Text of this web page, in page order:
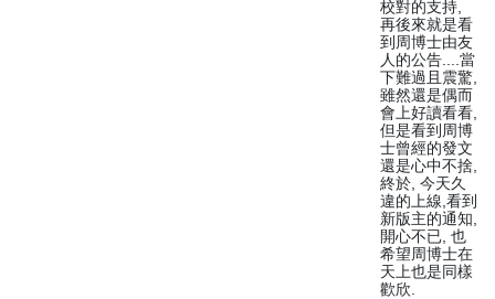
校對的支持,
再後來就是看
到周博士由友
人的公告....當
下難過且震驚,
雖然還是偶而
會上好讀看看,
但是看到周博
士曾經的發文
還是心中不捨,
終於, 今天久
違的上線,看到
新版主的通知,
開心不已, 也
希望周博士在
天上也是同樣
歡欣.